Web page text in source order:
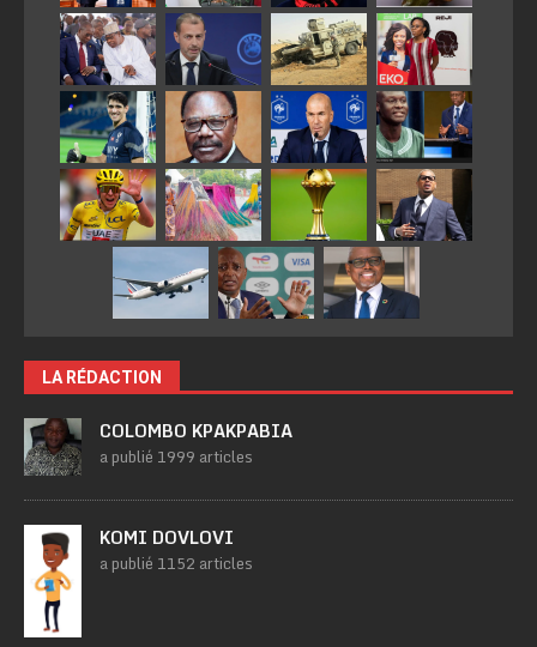
LA RÉDACTION
COLOMBO KPAKPABIA
a publié 1999 articles
KOMI DOVLOVI
a publié 1152 articles